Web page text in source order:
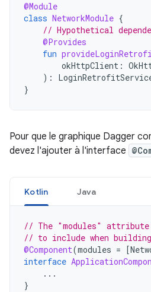
@Module
class NetworkModule {
// Hypothetical
@Provides
fun
okHttpClient :
):
}
Pour que le graphique Dagger
devez l'ajouter à l'interface
Kotlin Java
// The "modules" attribute
// to include when
@Component(modules = [
interface
...
}